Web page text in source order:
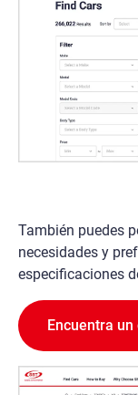
También puedes
necesidades y
especificaciones
Encuentra un